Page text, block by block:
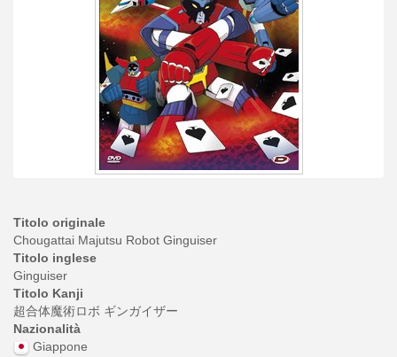
Titolo originale
Chougattai Majutsu Robot Ginguiser
Titolo inglese
Ginguiser
Titolo Kanji
超合体魔術ロボ ギンガイザー
Nazionalità
Giappone